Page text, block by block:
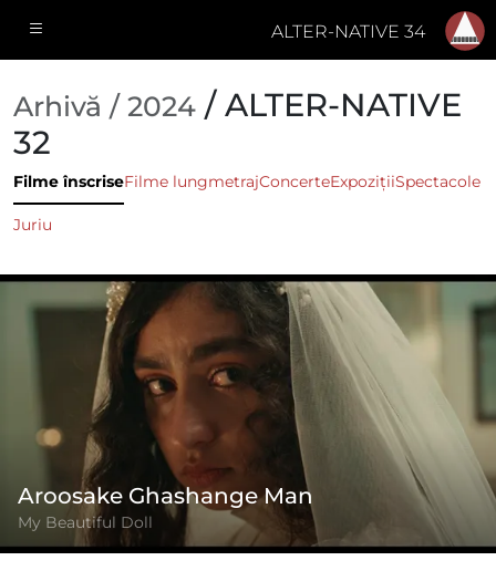
ALTER-NATIVE 34
Arhivă / 2024 / ALTER-NATIVE
32
Filme înscriseFilme lungmetrajConcerteExpozițiiSpectacole
Juriu
Aroosake Ghashange Man
My Beautiful Doll